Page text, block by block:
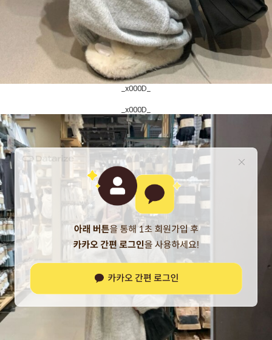
_x000D_
_x000D_